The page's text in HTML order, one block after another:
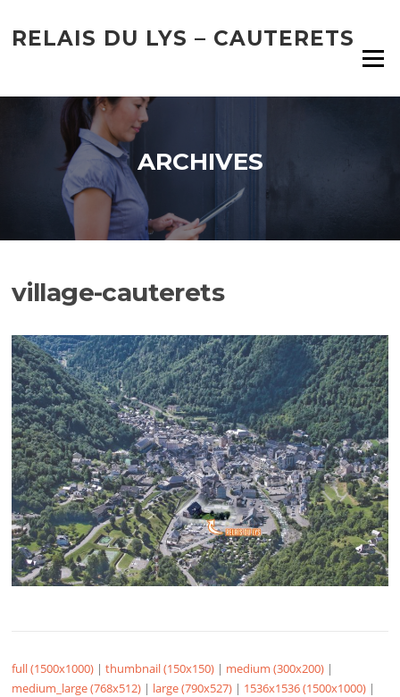
contenu
RELAIS DU LYS – CAUTERETS
Menu
ARCHIVES
village-cauterets
full (1500x1000) |thumbnail (150x150) | medium (300x200) |
medium_large (768x512) | large (790x527) | 1536x1536 (1500x1000) |